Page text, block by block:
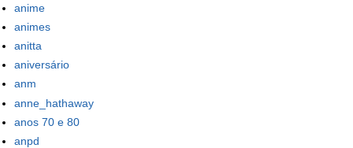
anime
animes
anitta
aniversário
anm
anne_hathaway
anos 70 e 80
anpd